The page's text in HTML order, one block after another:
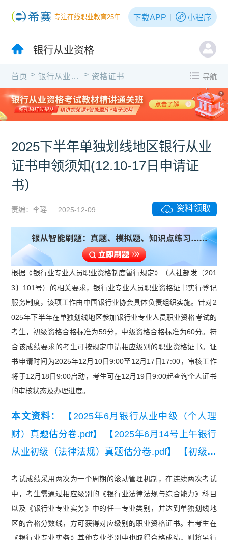
专注在线职业教育25年 下载APP 小程序
银行从业资格
首页 > 银行从业资格 > 资格证书 导航
X
2025下半年单独划线地区银行从业
证书申领须知(12.10-17日申请证
书）
责编：李瑶 2025-12-09 资料领取
根据《银行业专业人员职业资格制度暂行规定》（人社部发〔201
3〕101号）的相关要求，银行业专业人员职业资格证书实行登记
服务制度，该项工作由中国银行业协会具体负责组织实施。针对2
025年下半年在单独划线地区参加银行业专业人员职业资格考试的
考生，初级资格合格标准为59分，中级资格合格标准为60分。符
合该成绩要求的考生可按规定申请相应级别的职业资格证书。证
书申请时间为2025年12月10日9:00至12月17日17:00，审核工作
将于12月18日9:00启动，考生可在12月19日9:00起查询个人证书
的审核状态及办理进度。
本文资料：
【2025年6月银行从业中级（个人理
财）真题估分卷.pdf】
【2025年6月14号上午银行
从业初级（法律法规）真题估分卷.pdf】
【初级银
考试成绩采用两次为一个周期的滚动管理机制，在连续两次考试
中，考生需通过相应级别的《银行业法律法规与综合能力》科目
以及《银行业专业实务》中的任一专业类别，并达到单独划线地
区的合格分数线，方可获得对应级别的职业资格证书。若考生在
《银行业专业实务》其他专业类别中也取得合格成绩，则将另行